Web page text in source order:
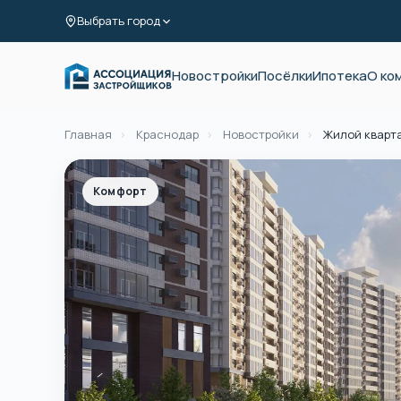
Выбрать город
НовостройкиПосёлкиИпотекаО
Главная › Краснодар › Новостройки › Жилой
Комфорт